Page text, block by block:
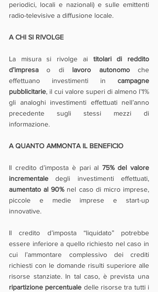
periodici, locali e nazionali) e sulle emittenti
radio-televisive a diffusione locale.
A CHI SI RIVOLGE
La misura si rivolge ai titolari di reddito
d’impresa o di lavoro autonomo che
effettuano investimenti in campagne
pubblicitarie, il cui valore superi di almeno l’1%
gli analoghi investimenti effettuati nell’anno
precedente sugli stessi mezzi di
informazione.
A QUANTO AMMONTA IL BENEFICIO
Il credito d’imposta è pari al 75% del valore
incrementale
aumentato al 90% nel caso di micro imprese,
piccole e medie imprese e start-up
innovative.
Il credito d’imposta “liquidato” potrebbe
essere inferiore a quello richiesto nel caso in
cui l’ammontare complessivo dei crediti
richiesti con le domande risulti superiore alle
ripartizione percentuale delle risorse tra tutti i